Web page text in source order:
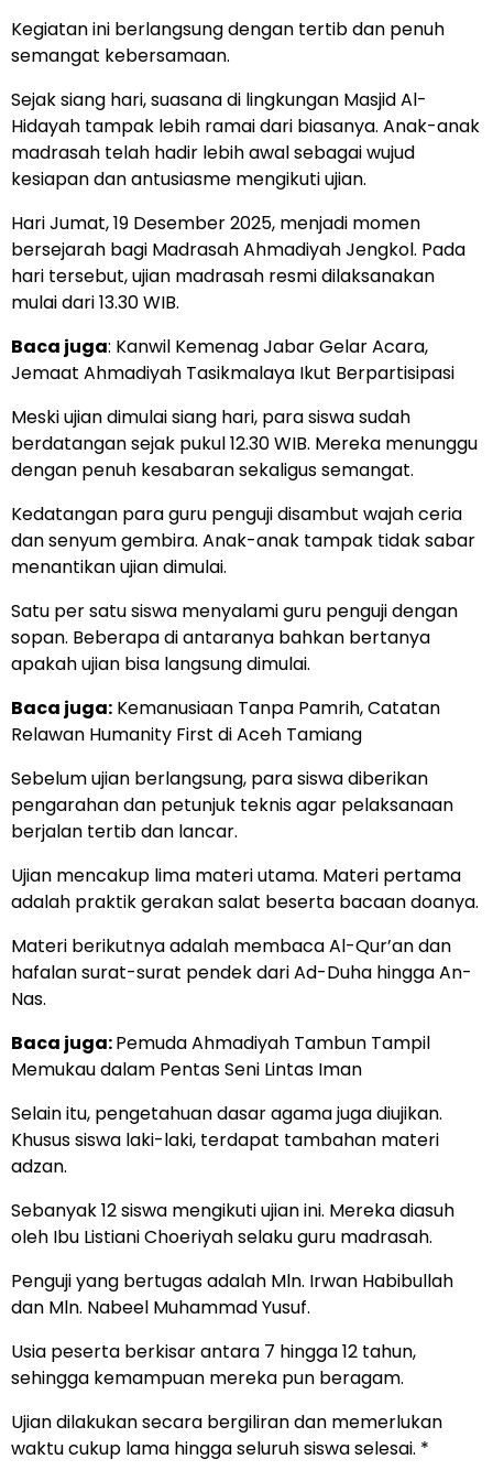
Kegiatan ini berlangsung dengan tertib dan penuh
semangat kebersamaan.
Sejak siang hari, suasana di lingkungan Masjid Al-
Hidayah tampak lebih ramai dari biasanya. Anak-anak
madrasah telah hadir lebih awal sebagai wujud
kesiapan dan antusiasme mengikuti ujian.
Hari Jumat, 19 Desember 2025, menjadi momen
bersejarah bagi Madrasah Ahmadiyah Jengkol. Pada
hari tersebut, ujian madrasah resmi dilaksanakan
mulai dari 13.30 WIB.
Baca juga: Kanwil Kemenag Jabar Gelar Acara,
Jemaat Ahmadiyah Tasikmalaya Ikut Berpartisipasi
Meski ujian dimulai siang hari, para siswa sudah
berdatangan sejak pukul 12.30 WIB. Mereka menunggu
dengan penuh kesabaran sekaligus semangat.
Kedatangan para guru penguji disambut wajah ceria
dan senyum gembira. Anak-anak tampak tidak sabar
menantikan ujian dimulai.
Satu per satu siswa menyalami guru penguji dengan
sopan. Beberapa di antaranya bahkan bertanya
apakah ujian bisa langsung dimulai.
Baca juga: Kemanusiaan Tanpa Pamrih, Catatan
Relawan Humanity First di Aceh Tamiang
Sebelum ujian berlangsung, para siswa diberikan
pengarahan dan petunjuk teknis agar pelaksanaan
berjalan tertib dan lancar.
Ujian mencakup lima materi utama. Materi pertama
adalah praktik gerakan salat beserta bacaan doanya.
Materi berikutnya adalah membaca Al-Qur’an dan
hafalan surat-surat pendek dari Ad-Duha hingga An-
Nas.
Baca juga:Pemuda Ahmadiyah Tambun Tampil
Memukau dalam Pentas Seni Lintas Iman
Selain itu, pengetahuan dasar agama juga diujikan.
Khusus siswa laki-laki, terdapat tambahan materi
adzan.
Sebanyak 12 siswa mengikuti ujian ini. Mereka diasuh
oleh Ibu Listiani Choeriyah selaku guru madrasah.
Penguji yang bertugas adalah Mln. Irwan Habibullah
dan Mln. Nabeel Muhammad Yusuf.
Usia peserta berkisar antara 7 hingga 12 tahun,
sehingga kemampuan mereka pun beragam.
Ujian dilakukan secara bergiliran dan memerlukan
waktu cukup lama hingga seluruh siswa selesai. *